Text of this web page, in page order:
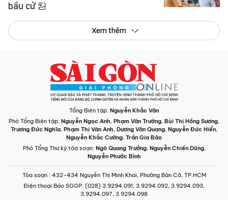
bầu cử
Xem thêm
Tổng Biên tập: Nguyễn Khắc Văn
Phó Tổng Biên tập: Nguyễn Ngọc Anh, Phạm Văn Trường, Bùi Thị Hồng Sương,
Trương Đức Nghĩa, Phạm Thị Vân Anh, Dương Văn Quang, Nguyễn Đức Hiển,
Nguyễn Khắc Cường, Trần Gia Bảo
Phó Tổng Thư ký tòa soạn: Ngô Quang Trưởng, Nguyễn Chiến Dũng,
Nguyễn Phước Bình
Tòa soạn : 432-434 Nguyễn Thị Minh Khai, Phường Bàn Cờ, TP.HCM
Điện thoại Báo SGGP: (028) 3.9294.091, 3.9294.092, 3.9294.093,
3.9294.097, 3.9294.098